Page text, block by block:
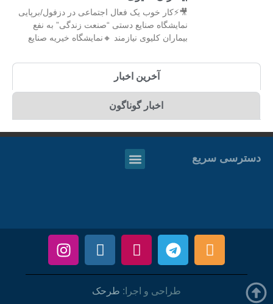
🎥⚡کار خوب یک فعال اجتماعی در دزفول/برپایی
نمایشگاه صنایع دستی “صنعت زندگی” به نفع
بیماران کلیوی نیازمند 🔸نمایشگاه خیریه صنایع
آخرین اخبار
اخبار گوناگون
دسترسی سریع
طراحی و اجرا: طرحک